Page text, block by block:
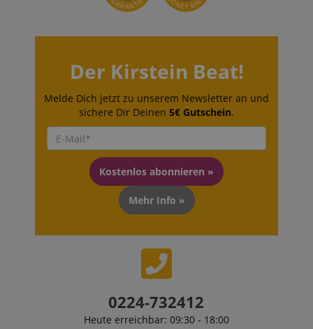
Der Kirstein Beat!
Melde Dich jetzt zu unserem Newsletter an und
sichere Dir Deinen 5€ Gutschein.
Kostenlos abonnieren »
Mehr Info »
0224-732412
Heute erreichbar: 09:30 - 18:00